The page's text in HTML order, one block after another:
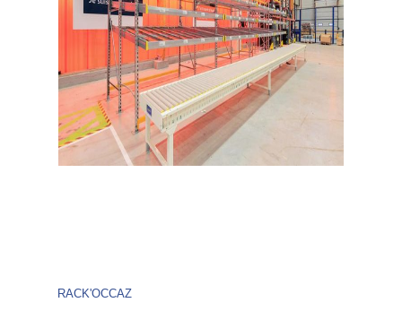
RACK'OCCAZ